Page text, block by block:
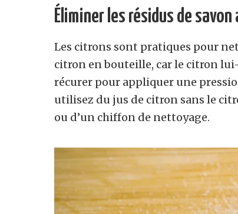
Éliminer les résidus de
Les citrons sont pratiques pour
citron en bouteille, car le citron
récurer pour appliquer une
utilisez du jus de citron sans le
ou d’un chiffon de nettoyage.